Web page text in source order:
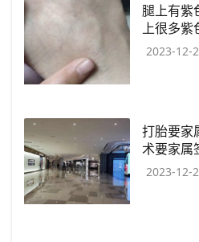
腿上有紫
上很多紫
解答
2023-12-
打胎要家
术要家属
医院给做
2023-12-